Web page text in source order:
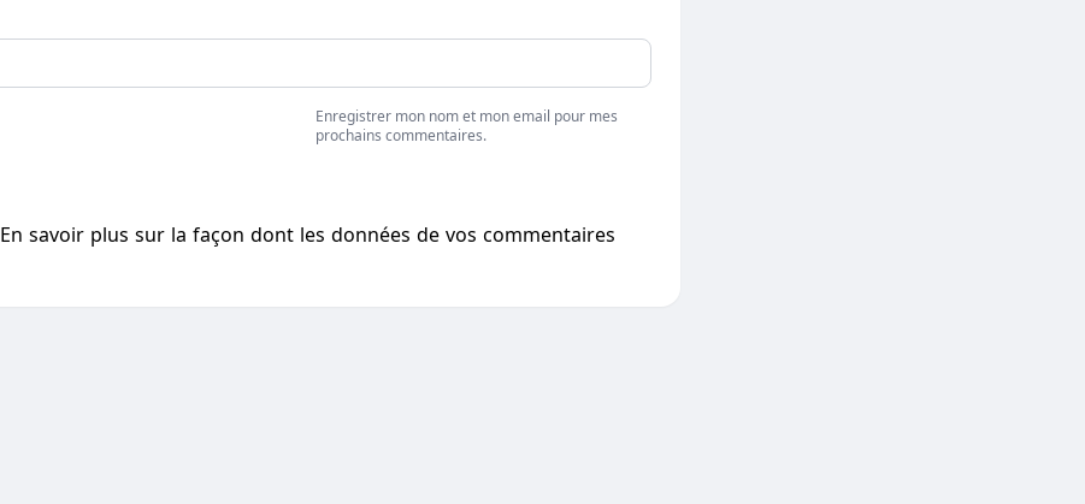
Enregistrer mon nom et mon email pour mes
prochains commentaires.
En savoir plus sur la façon dont les données de vos commentaires